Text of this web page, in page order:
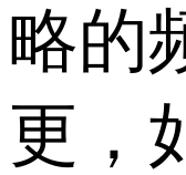
略的
更，